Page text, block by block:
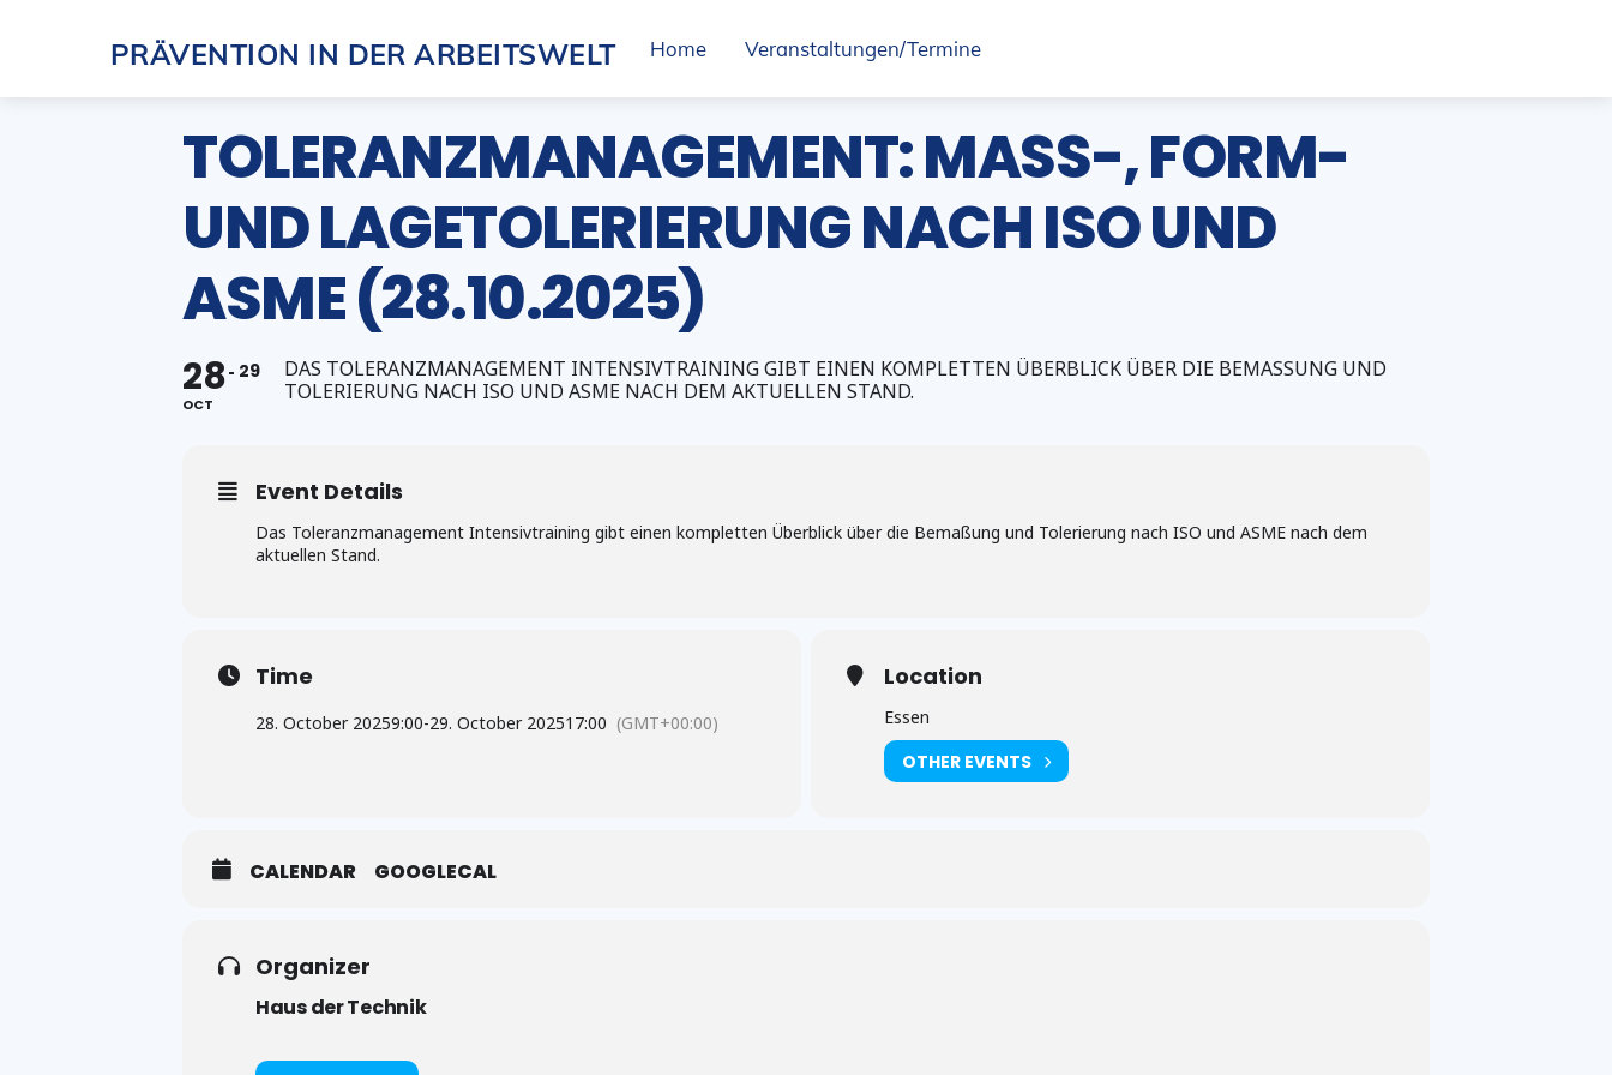
PRÄVENTION IN DER ARBEITSWELT Home Veranstaltungen/Termine
TOLERANZMANAGEMENT: MASS-, FORM- U
ND LAGETOLERIERUNG NACH ISO UND A
SME (28.10.2025)
28
OCT
29
DAS TOLERANZMANAGEMENT INTENSIVTRAINING GIBT EINEN KOMPLETTEN ÜBERBLICK ÜBER DIE BEMASSUNG UND T
OLERIERUNG NACH ISO UND ASME NACH DEM AKTUELLEN STAND.
Event Details
Das Toleranzmanagement Intensivtraining gibt einen kompletten Überblick über die Bemaßung und Tolerierung nach ISO und ASME nach dem
aktuellen Stand.
Time
28. October 20259:00-29. October 202517:00 (GMT+00:00)
Location
Essen
OTHER EVENTS
CALENDAR GOOGLECAL
Organizer
Haus der Technik